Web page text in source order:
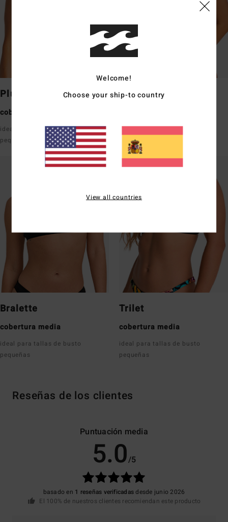
Plunge
cobertura media
ideal para tallas de busto
pequeñas
Bandeau
ideal para tallas de busto de
pequeñas a medianas
Bralette
cobertura media
ideal para tallas de busto
pequeñas
Trilet
cobertura media
ideal para tallas de busto
pequeñas
Reseñas de los clientes
Puntuación media
5.0/5
basado en 1 reseñas verificadasdesde junio 2026
El 100% de nuestros clientes recomiendan este producto
Welcome!
Choose your ship-to country
View all countries